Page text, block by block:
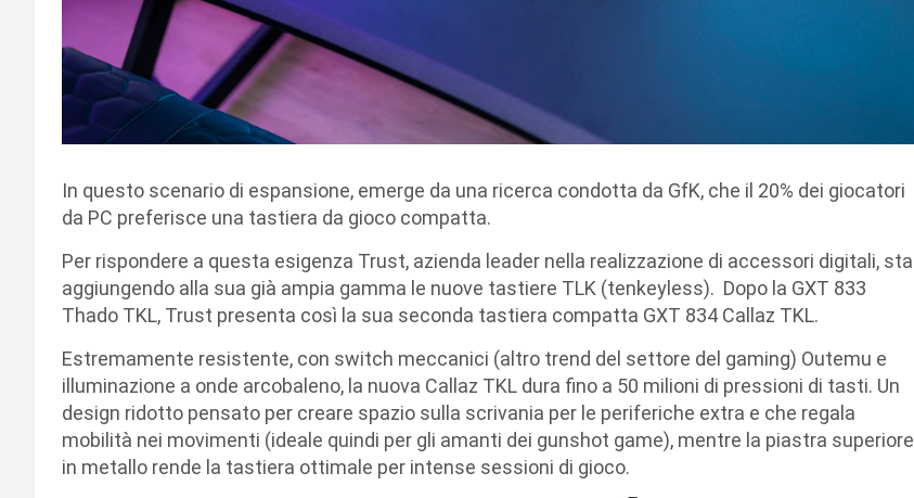
In questo scenario di espansione, emerge da una ricerca condotta da GfK, che il 20% dei giocatori
da PC preferisce una tastiera da gioco compatta.
Per rispondere a questa esigenza Trust, azienda leader nella realizzazione di accessori digitali, sta
aggiungendo alla sua già ampia gamma le nuove tastiere TLK (tenkeyless). Dopo la GXT 833
Thado TKL, Trust presenta così la sua seconda tastiera compatta GXT 834 Callaz TKL.
Estremamente resistente, con switch meccanici (altro trend del settore del gaming) Outemu e
illuminazione a onde arcobaleno, la nuova Callaz TKL dura fino a 50 milioni di pressioni di tasti. Un
design ridotto pensato per creare spazio sulla scrivania per le periferiche extra e che regala
mobilità nei movimenti (ideale quindi per gli amanti dei gunshot game), mentre la piastra superiore
in metallo rende la tastiera ottimale per intense sessioni di gioco.